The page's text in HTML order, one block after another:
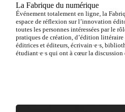
La Fabrique du numérique
Événement totalement en ligne, la
espace de réflexion sur l’innovation
toutes les personnes intéressées par le
pratiques de création, d’édition littéraire
éditrices et éditeurs, écrivain·e·s,
étudiant·e·s qui ont à cœur la